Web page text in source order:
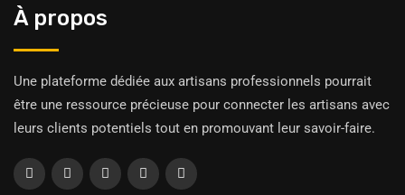
À propos
Une plateforme dédiée aux artisans professionnels pourrait
être une ressource précieuse pour connecter les artisans avec
leurs clients potentiels tout en promouvant leur savoir-faire.